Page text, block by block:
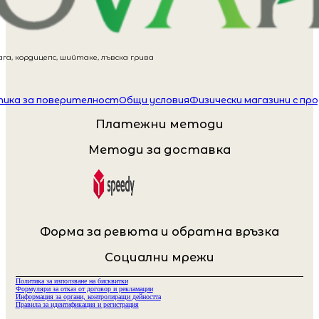
кордицепс, шийтаке, лъвска грива
за поверителностОбщи условияФизически магазини с
Платежни методи
Методи за доставка
Форма за ревюта и обратна връзка
Социални мрежи
Политика за използване на бисквитки
Формуляри за отказ от договор и рекламации
Информация за органи, контролиращи дейността
Правила за идентификация и регистрация